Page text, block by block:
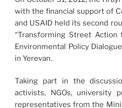
with the financial support of
and USAID held its second
“Transforming Street Action
Environmental Policy
in Yerevan.
Taking part in the
activists, NGOs, university
representatives from the